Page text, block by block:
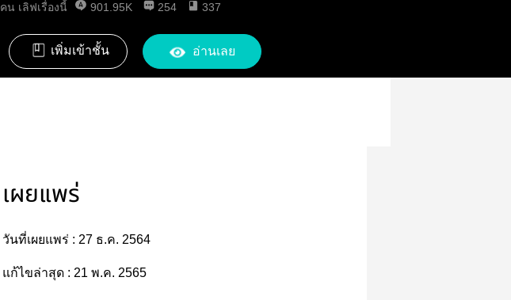
คน เลิฟเรื่องนี้ 901.95K 254 337
เพิ่มเข้าชั้น อ่านเลย
เผยแพร่
วันที่เผยแพร่ : 27 ธ.ค. 2564
แก้ไขล่าสุด : 21 พ.ค. 2565